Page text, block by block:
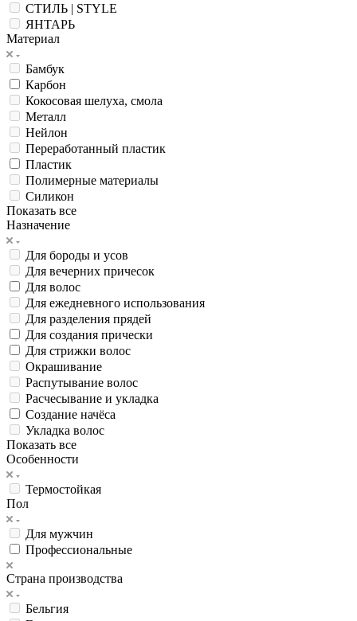
СТИЛЬ | STYLE
ЯНТАРЬ
Материал
Бамбук
Карбон
Кокосовая шелуха, смола
Металл
Нейлон
Переработанный пластик
Пластик
Полимерные материалы
Силикон
Показать все
Назначение
Для бороды и усов
Для вечерних причесок
Для волос
Для ежедневного использования
Для разделения прядей
Для создания прически
Для стрижки волос
Окрашивание
Распутывание волос
Расчесывание и укладка
Создание начёса
Укладка волос
Показать все
Особенности
Термостойкая
Пол
Для мужчин
Профессиональные
Страна производства
Бельгия